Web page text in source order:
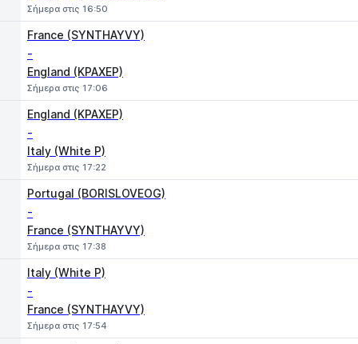
Σήμερα στις 16:50
France (SYNTHAYVY)
-
England (KPAXEP)
Σήμερα στις 17:06
England (KPAXEP)
-
Italy (White P)
Σήμερα στις 17:22
Portugal (BORISLOVEOG)
-
France (SYNTHAYVY)
Σήμερα στις 17:38
Italy (White P)
-
France (SYNTHAYVY)
Σήμερα στις 17:54